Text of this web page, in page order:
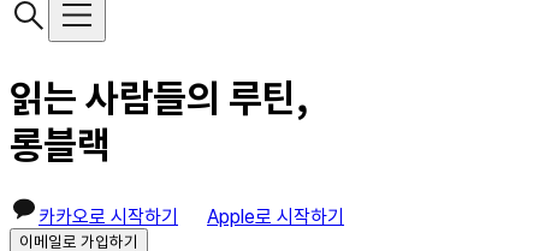
읽는 사람들의 루틴,
롱블랙
카카오로 시작하기 Apple로 시작하기
이메일로 가입하기